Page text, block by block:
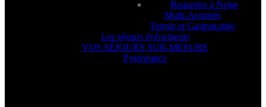
Raquettes à Neige
Multi-Activités
Terroir et Gastronomie
Les séjours événements
VOS SÉJOURS SUR-MESURE
Pyrénéance